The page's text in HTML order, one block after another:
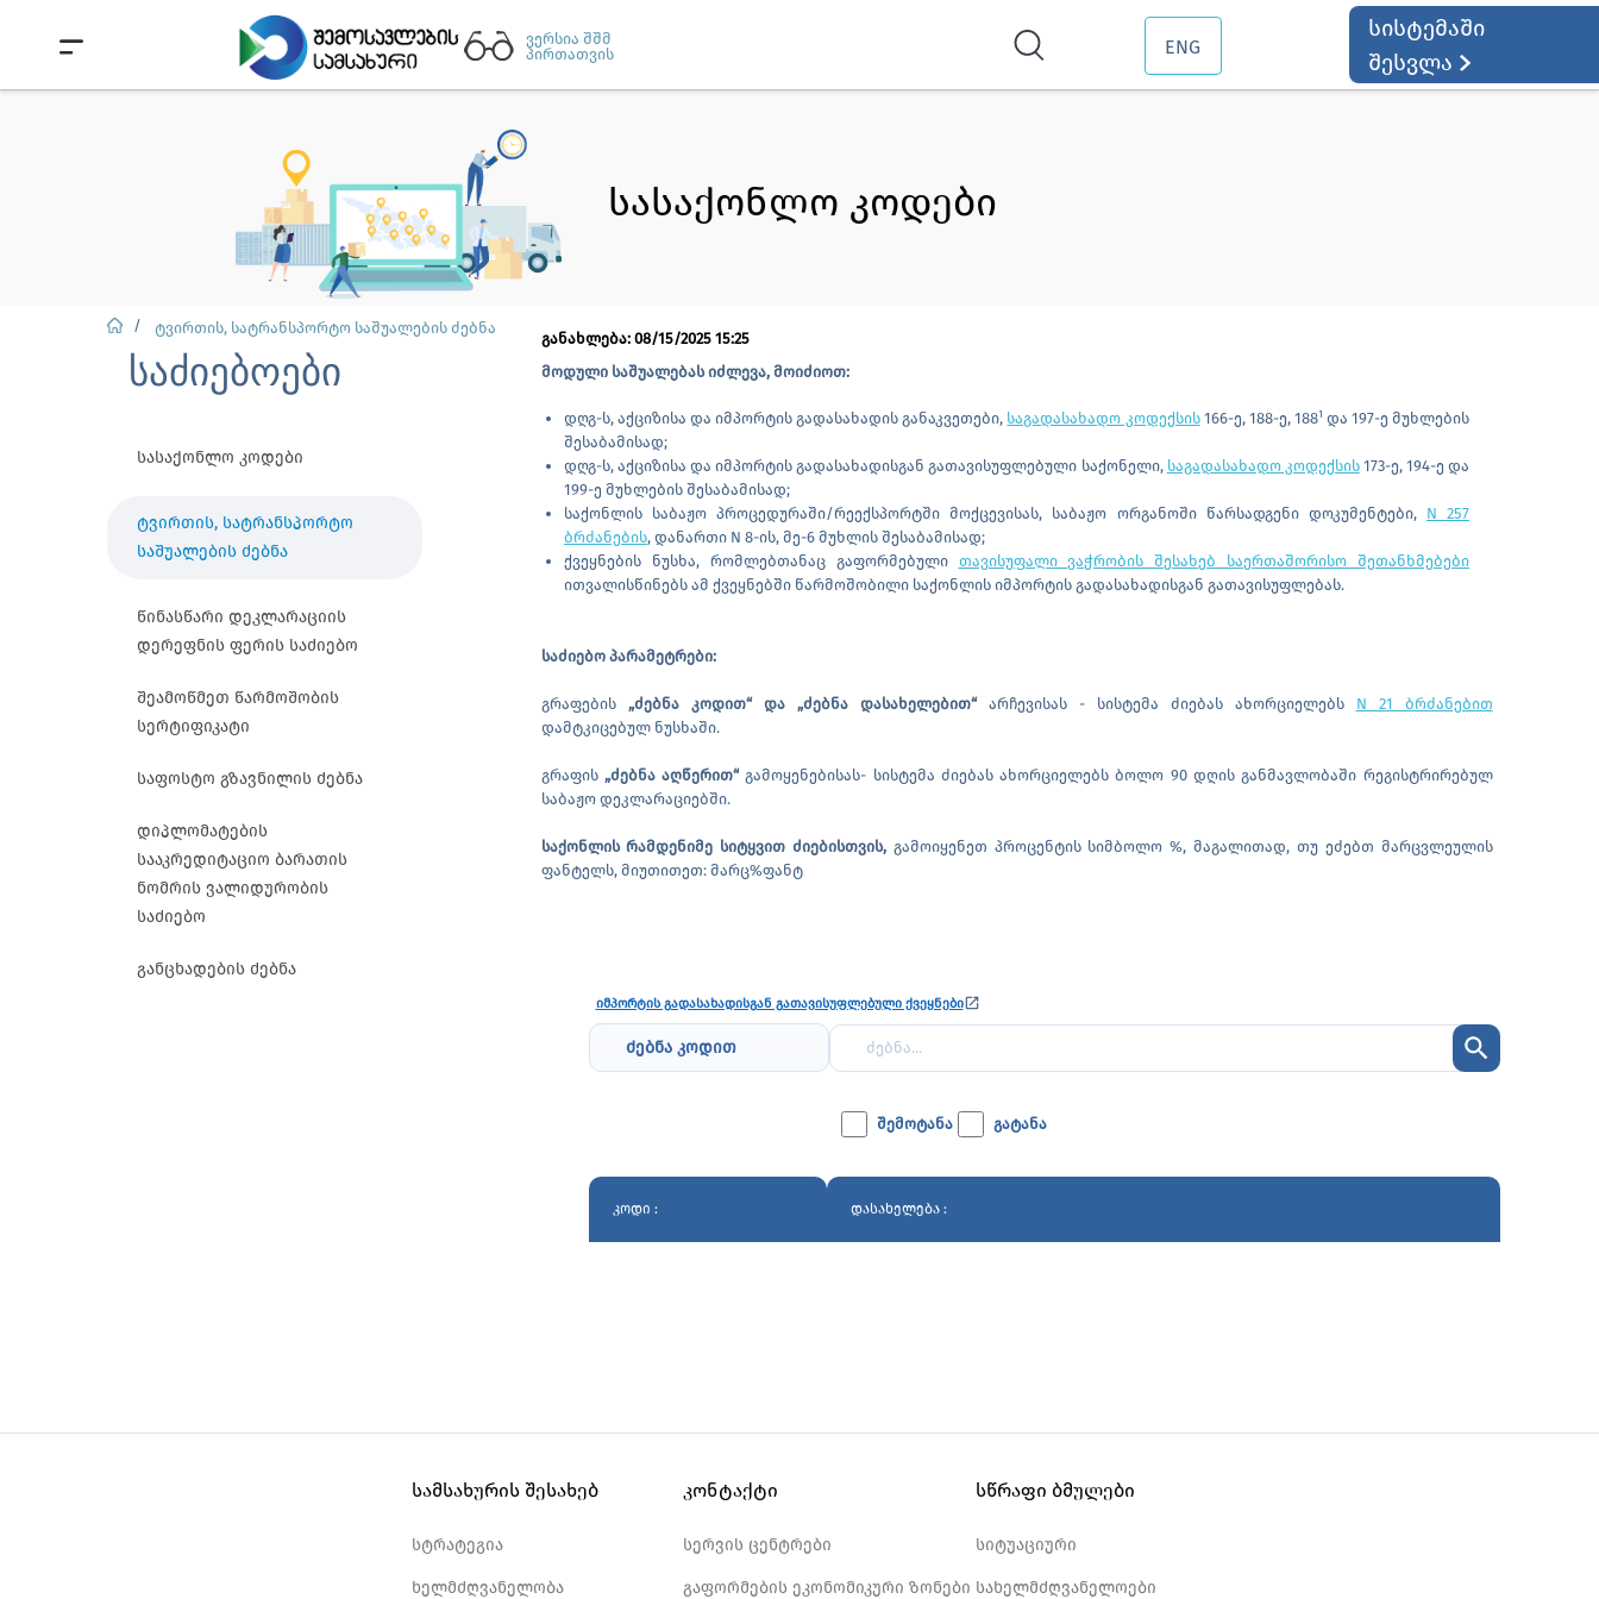
ვერსია შშმ
პირთათვის
ENG
სისტემაში
შესვლა
სასაქონლო კოდები
ტვირთის, სატრანსპორტო საშუალების ძებნა
საძიებოები
სასაქონლო კოდები
ტვირთის, სატრანსპორტო
საშუალების ძებნა
წინასწარი დეკლარაციის
დერეფნის ფერის საძიებო
შეამოწმეთ წარმოშობის
სერტიფიკატი
საფოსტო გზავნილის ძებნა
დიპლომატების
სააკრედიტაციო ბარათის
ნომრის ვალიდურობის
საძიებო
განცხადების ძებნა
მოდული საშუალებას იძლევა, მოიძიოთ:
დღგ-ს, აქციზისა და იმპორტის გადასახადის განაკვეთები, საგადასახადო კოდექსის166-ე, 188-ე, 1881 და 197-ე მუხლების
შესაბამისად;
დღგ-ს, აქციზისა და იმპორტის გადასახადისგან გათავისუფლებული საქონელი, საგადასახადო კოდექსის173-ე, 194-ე და
199-ე მუხლების შესაბამისად;
საქონლის საბაჟო პროცედურაში/რეექსპორტში მოქცევისას, საბაჟო ორგანოში წარსადგენი დოკუმენტები, N 257
ბრძანების, დანართი N 8-ის, მე-6 მუხლის შესაბამისად;
ქვეყნების ნუსხა, რომლებთანაც გაფორმებული თავისუფალი ვაჭრობის შესახებ საერთაშორისო შეთანხმებები
ითვალისწინებს ამ ქვეყნებში წარმოშობილი საქონლის იმპორტის გადასახადისგან გათავისუფლებას.
საძიებო პარამეტრები:
გრაფების „ძებნა კოდით“ და „ძებნა დასახელებით“არჩევისას - სისტემა ძიებას ახორციელებს N 21 ბრძანებით
დამტკიცებულ ნუსხაში.
გრაფის „ძებნა აღწერით“გამოყენებისას- სისტემა ძიებას ახორციელებს ბოლო 90 დღის განმავლობაში რეგისტრირებულ
საბაჟო დეკლარაციებში.
საქონლის რამდენიმე სიტყვით ძიებისთვის,გამოიყენეთ პროცენტის სიმბოლო %, მაგალითად, თუ ეძებთ მარცვლეულის
ფანტელს, მიუთითეთ: მარც%ფანტ
იმპორტის გადასახადისგან გათავისუფლებული ქვეყნებიlaunch
კოდი : დასახელება :
განახლება: 08/15/2025 15:25
სამსახურის შესახებ
სტრატეგია
ხელმძღვანელობა
კონტაქტი
სერვის ცენტრები
გაფორმების ეკონომიკური ზონები
სწრაფი ბმულები
სიტუაციური
სახელმძღვანელოები